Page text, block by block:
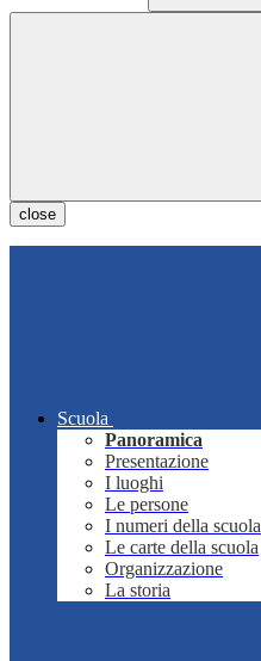
close
Scuola
Panoramica
Presentazione
I luoghi
Le persone
I numeri della scuola
Le carte della scuola
Organizzazione
La storia